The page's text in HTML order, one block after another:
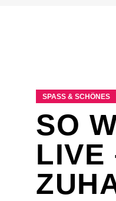
SPASS & SCHÖNES
SO
LIVE